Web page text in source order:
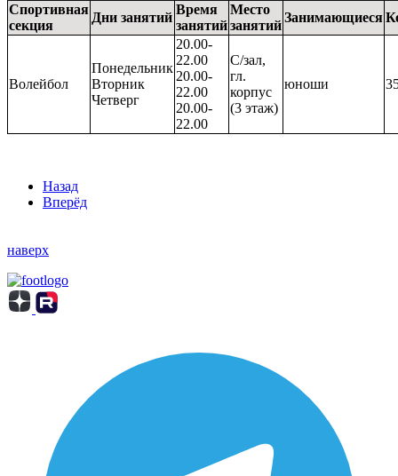
Спортивная
секция
Дни занятий
Время
занятий
Место
занятий
Занимающиеся
Волейбол
Понедельник
Вторник
Четверг
20.00-
22.00
20.00-
22.00
20.00-
22.00
С/зал,
гл.
корпус
(3 этаж)
юноши
Назад
Вперёд
наверх